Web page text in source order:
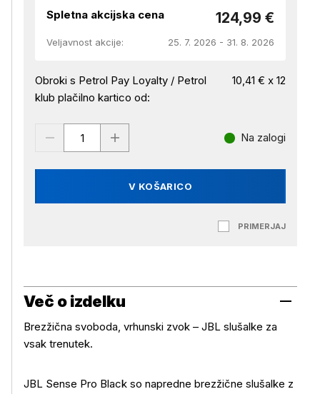
Spletna akcijska cena 124,99 €
Veljavnost akcije: 25. 7. 2026 - 31. 8. 2026
Obroki s Petrol Pay Loyalty / Petrol
klub plačilno kartico od:
10,41 € x 12
V KOŠARICO
Na zalogi
PRIMERJAJ
Več o izdelku
Brezžična svoboda, vrhunski zvok – JBL slušalke za
vsak trenutek.
JBL Sense Pro Black so napredne brezžične slušalke z